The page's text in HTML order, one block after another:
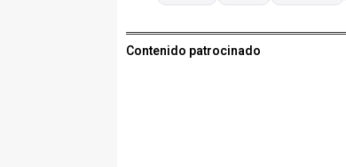
Contenido patrocinado